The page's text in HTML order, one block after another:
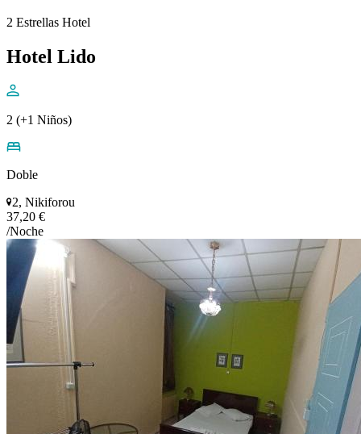
2 Estrellas Hotel
Hotel Lido
2 (+1 Niños)
Doble
2, Nikiforou
37,20 €
/Noche